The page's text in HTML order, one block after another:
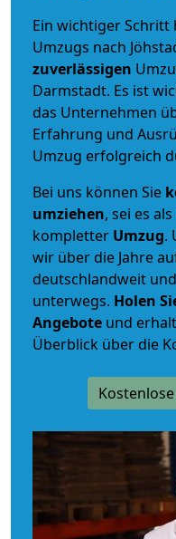
Ein wichtiger Schritt
Umzugs nach
zuverlässigen
Darmstadt. Es ist
das Unternehmen
Erfahrung und
Umzug erfolgreich
Bei uns können Sie
umziehen, sei es als
kompletter Umzug.
wir über die Jahre
deutschlandweit
unterwegs. Holen
Angebote und
Überblick über die